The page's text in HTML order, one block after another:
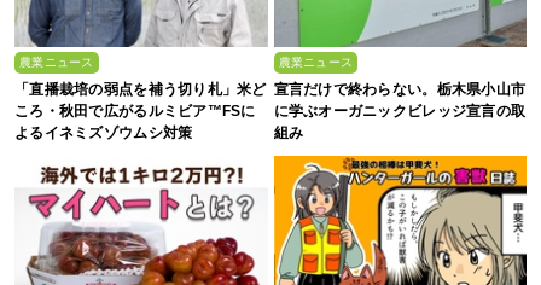
農業ニュース
「直播栽培の弱点を補う切り札」米ど
ころ・秋田で広がるルミビア™FSに
よるイネミズゾウムシ対策
農業ニュース
宣言だけで終わらない。栃木県小山市
に学ぶオーガニックビレッジ宣言の取
組み